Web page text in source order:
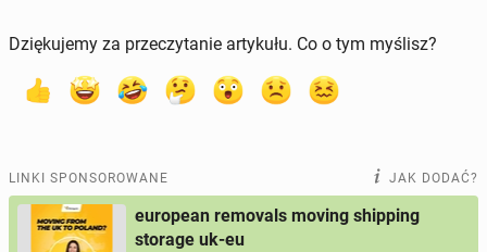
Dziękujemy za przeczytanie artykułu. Co o tym myślisz?
LINKI SPONSOROWANE JAK DODAĆ?
european removals moving shipping
storage uk-eu